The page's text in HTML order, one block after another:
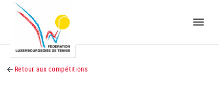
Toggle
Retour aux compétitions